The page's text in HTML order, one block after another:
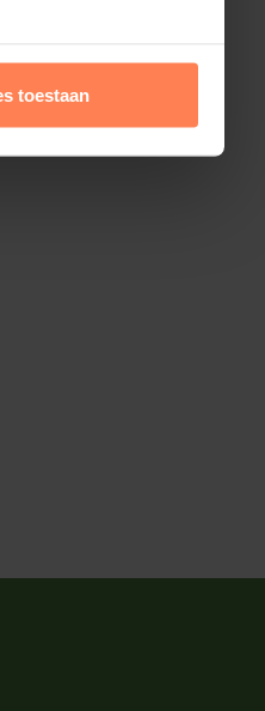
toestaan